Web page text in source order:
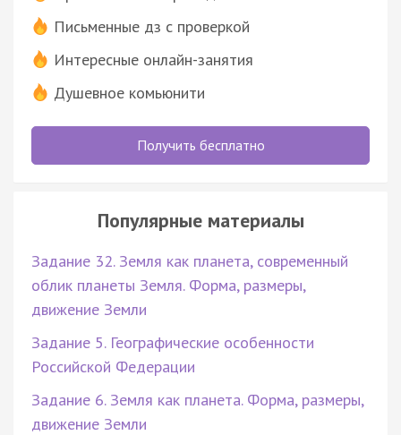
Письменные дз с проверкой
Интересные онлайн-занятия
Душевное комьюнити
Получить бесплатно
Популярные материалы
Задание 32. Земля как планета, современный
облик планеты Земля. Форма, размеры,
движение Земли
Задание 5. Географические особенности
Российской Федерации
Задание 6. Земля как планета. Форма, размеры,
движение Земли